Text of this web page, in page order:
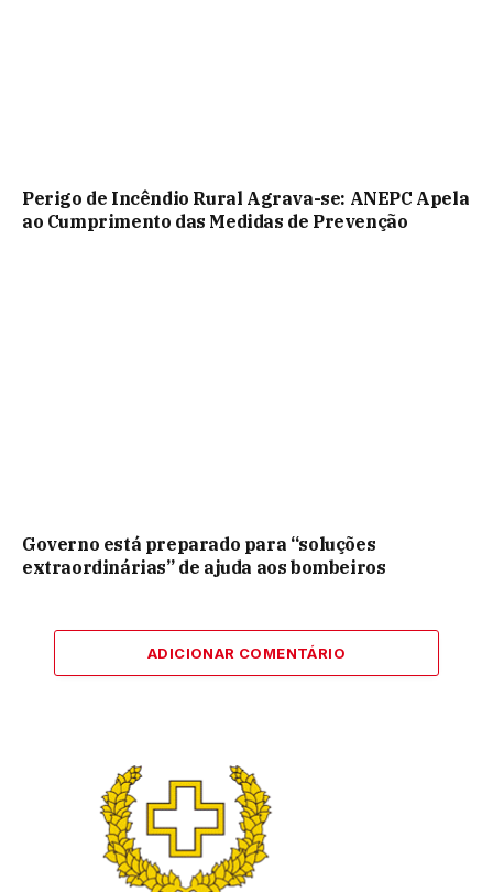
Perigo de Incêndio Rural Agrava-se: ANEPC Apela
ao Cumprimento das Medidas de Prevenção
Governo está preparado para “soluções
extraordinárias” de ajuda aos bombeiros
ADICIONAR COMENTÁRIO